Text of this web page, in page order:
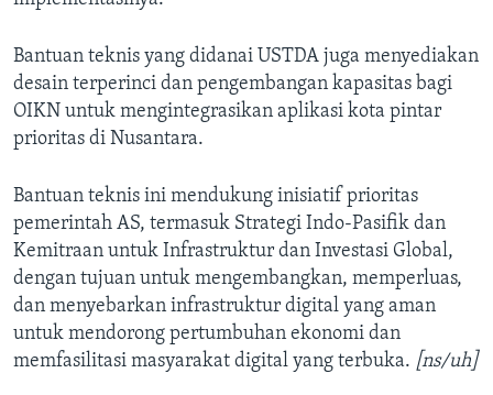
Bantuan teknis yang didanai USTDA juga menyediakan
desain terperinci dan pengembangan kapasitas bagi
OIKN untuk mengintegrasikan aplikasi kota pintar
prioritas di Nusantara.
Bantuan teknis ini mendukung inisiatif prioritas
pemerintah AS, termasuk Strategi Indo-Pasifik dan
Kemitraan untuk Infrastruktur dan Investasi Global,
dengan tujuan untuk mengembangkan, memperluas,
dan menyebarkan infrastruktur digital yang aman
untuk mendorong pertumbuhan ekonomi dan
memfasilitasi masyarakat digital yang terbuka. [ns/uh]